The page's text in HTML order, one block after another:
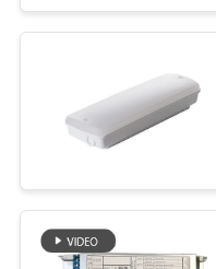
GIRO
FABBRICA
DI
QUALITÀ
Luce di